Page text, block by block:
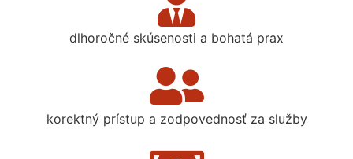
dlhoročné skúsenosti a bohatá prax
korektný prístup a zodpovednosť za služby